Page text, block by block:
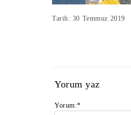
Tarih: 30 Temmuz 2019
Yorum yaz
Yorum:*